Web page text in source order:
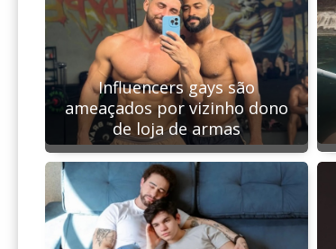
Influencers gays são
ameaçados por vizinho dono
de loja de armas